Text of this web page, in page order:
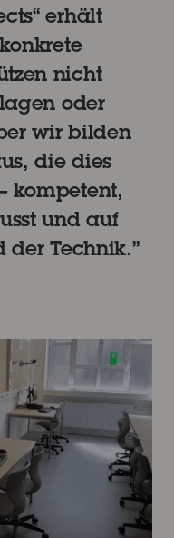
erhält
nicht
oder
wir bilden
die dies
kompetent,
und auf
der Technik.